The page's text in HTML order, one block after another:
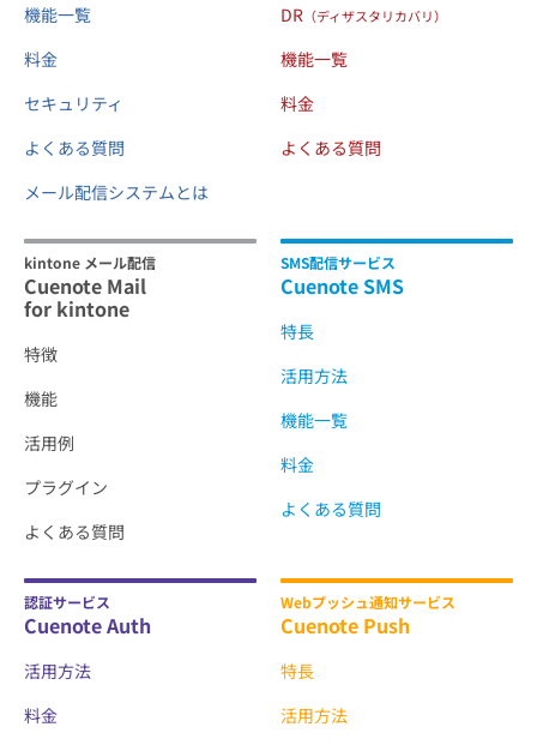
機能一覧
料金
セキュリティ
よくある質問
メール配信システムとは
DR （ディザスタリカバリ）
機能一覧
料金
よくある質問
kintone メール配信
Cuenote Mail
for kintone
特徴
機能
活用例
プラグイン
よくある質問
SMS配信サービス
Cuenote SMS
特長
活用方法
機能一覧
料金
よくある質問
認証サービス
Cuenote Auth
活用方法
料金
Webプッシュ通知サービス
Cuenote Push
特長
活用方法